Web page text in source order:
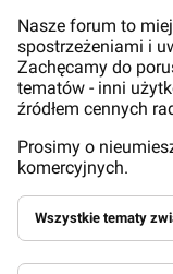
Nasze forum to
spostrzeżeniami i
Zachęcamy do
tematów - inni
źródłem cennych
Prosimy o
komercyjnych.
Wszystkie tematy